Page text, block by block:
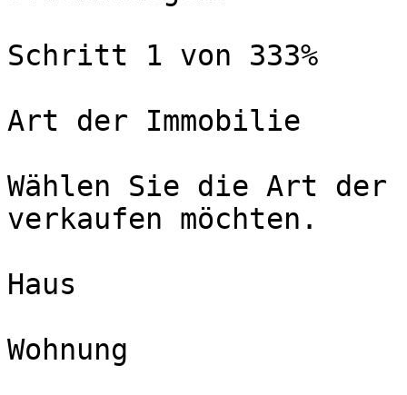
Schritt 1 von 333%
Art der Immobilie
Wählen Sie die Art
verkaufen möchten.
Haus
Wohnung